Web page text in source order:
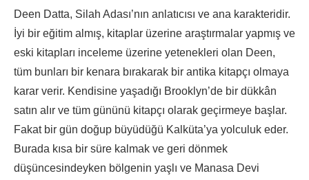
Deen Datta, Silah Adası’nın anlatıcısı ve ana karakteridir.
İyi bir eğitim almış, kitaplar üzerine araştırmalar yapmış ve
eski kitapları inceleme üzerine yetenekleri olan Deen,
tüm bunları bir kenara bırakarak bir antika kitapçı olmaya
karar verir. Kendisine yaşadığı Brooklyn’de bir dükkân
satın alır ve tüm gününü kitapçı olarak geçirmeye başlar.
Fakat bir gün doğup büyüdüğü Kalküta’ya yolculuk eder.
Burada kısa bir süre kalmak ve geri dönmek
düşüncesindeyken bölgenin yaşlı ve Manasa Devi